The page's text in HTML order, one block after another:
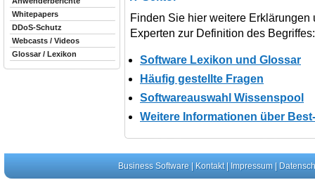
Finden Sie hier weitere
Experten zur Definition des
Software Lexikon und Glossar
Häufig gestellte Fragen
Softwareauswahl Wissenspool
Weitere Informationen über
Whitepapers
DDoS-Schutz
Webcasts / Videos
Glossar / Lexikon
Business Software| Kontakt| Impressum|